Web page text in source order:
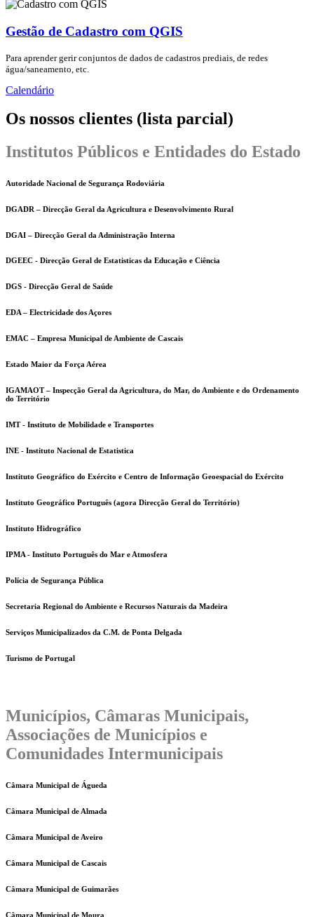
Gestão de Cadastro com QGIS
Para aprender gerir conjuntos de dados de cadastros prediais, de redes
água/saneamento, etc.
Calendário
Os nossos clientes (lista parcial)
Institutos Públicos e Entidades do Estado
Autoridade Nacional de Segurança Rodoviária
DGADR – Direcção Geral da Agricultura e Desenvolvimento Rural
DGAI – Direcção Geral da Administração Interna
DGEEC - Direcção Geral de Estatisticas da Educação e Ciência
DGS - Direcção Geral de Saúde
EDA – Electricidade dos Açores
EMAC – Empresa Municipal de Ambiente de Cascais
Estado Maior da Força Aérea
IGAMAOT – Inspecção Geral da Agricultura, do Mar, do Ambiente e do Ordenamento
do Território
IMT - Instituto de Mobilidade e Transportes
INE - Instituto Nacional de Estatistica
Instituto Geográfico do Exército e Centro de Informação Geoespacial do Exército
Instituto Geográfico Português (agora Direcção Geral do Território)
Instituto Hidrográfico
IPMA - Instituto Português do Mar e Atmosfera
Polícia de Segurança Pública
Secretaria Regional do Ambiente e Recursos Naturais da Madeira
Serviços Municipalizados da C.M. de Ponta Delgada
Turismo de Portugal
Municípios, Câmaras Municipais,
Associações de Municípios e
Comunidades Intermunicipais
Câmara Municipal de Águeda
Câmara Municipal de Almada
Câmara Municipal de Aveiro
Câmara Municipal de Cascais
Câmara Municipal de Guimarães
Câmara Municipal de Moura